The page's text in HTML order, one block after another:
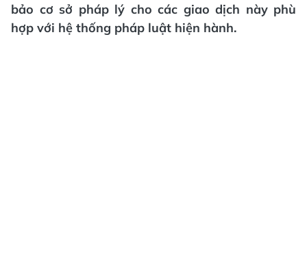
bảo cơ sở pháp lý cho các giao dịch này phù
hợp với hệ thống pháp luật hiện hành.